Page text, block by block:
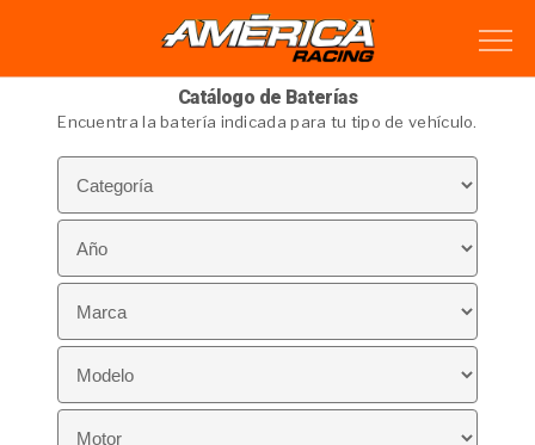
Catálogo de Baterías
Encuentra la batería indicada para tu tipo de vehículo.